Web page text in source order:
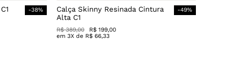
-38%
Calça Skinny Resinada Cintura
Alta C1
-49%
R$ 389,00 R$ 199,00
em3X de R$ 66,33